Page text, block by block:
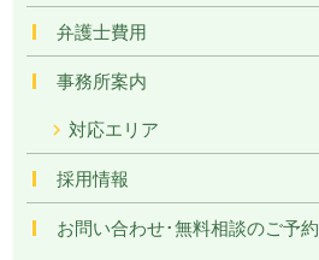
弁護士費用
事務所案内
対応エリア
採用情報
お問い合わせ･無料相談のご予約